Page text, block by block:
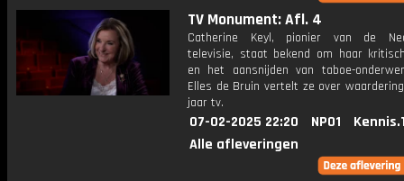
TV Monument: Afl. 4
Catherine Keyl, pionier van de
televisie, staat bekend om haar
en het aansnijden van taboe-
Elles de Bruin vertelt ze over
jaar tv.
07-02-2025 22:20 NPO1
Alle afleveringen